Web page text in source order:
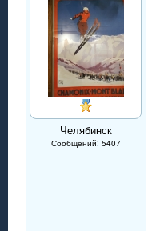
Челябинск
Сообщений: 5407